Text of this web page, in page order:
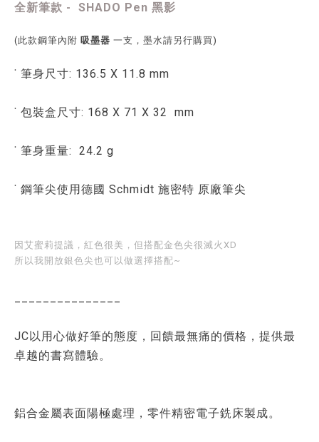
全新筆款 - SHADO Pen 黑影
(此款鋼筆內附 吸墨器 一支，墨水請另行購買)
˙ 筆身尺寸: 136.5 X 11.8 mm
˙ 包裝盒尺寸: 168 X 71 X 32 mm
˙ 筆身重量: 24.2 g
˙ 鋼筆尖使用德國 Schmidt 施密特 原廠筆尖
因艾蜜莉提議，紅色很美，但搭配金色尖很滅火XD
所以我開放銀色尖也可以做選擇搭配~
JC以用心做好筆的態度，回饋最無痛的價格，提供最
卓越的書寫體驗。
鋁合金屬表面陽極處理，零件精密電子銑床製成。